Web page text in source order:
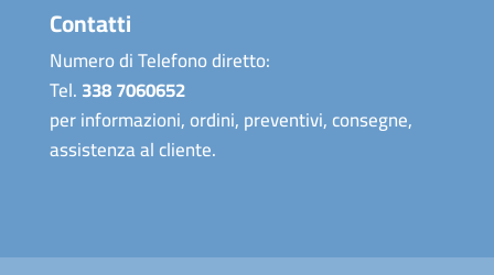
Contatti
Numero di Telefono diretto:
Tel.338 7060652
per informazioni, ordini, preventivi, consegne,
assistenza al cliente.